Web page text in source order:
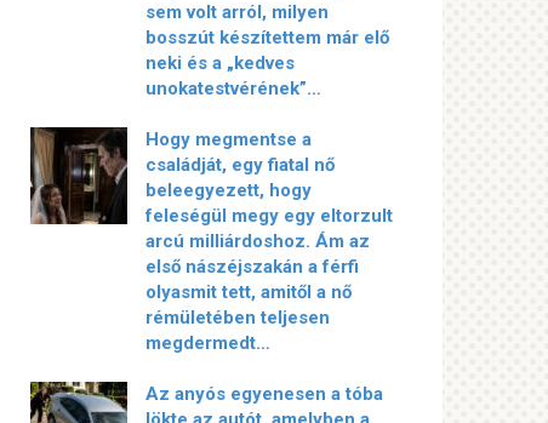
sem volt arról, milyen
bosszút készítettem már elő
neki és a „kedves
unokatestvérének”…
Hogy megmentse a
családját, egy fiatal nő
beleegyezett, hogy
feleségül megy egy eltorzult
arcú milliárdoshoz. Ám az
első nászéjszakán a férfi
olyasmit tett, amitől a nő
rémületében teljesen
megdermedt…
Az anyós egyenesen a tóba